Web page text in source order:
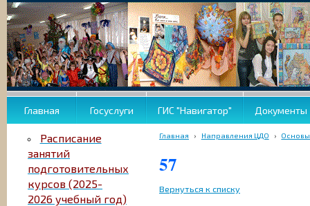
Главная Госуслуги ГИС "Навигатор" Документы
Расписание
занятий
подготовительных
курсов (2025-
2026 учебный год)
Главная › Направления ЦДО › Основы
57
Вернуться к списку